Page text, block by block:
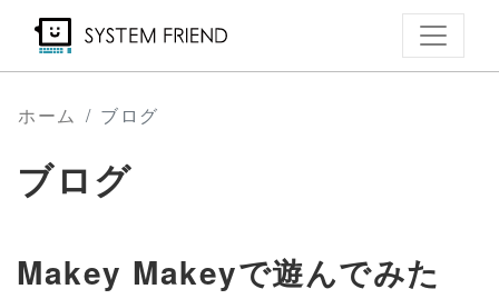
ン
コ
に
ホーム ブログ
ブログ
Makey Makeyで遊んでみた